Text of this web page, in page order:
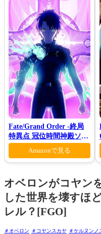
Fate/Grand Order -終局
特異点 冠位時間神殿ソロ
モン-(完全生産限定版)
Amazonで見る
オベロンがコヤン
した世界を壊すほ
レル？[FGO]
オベロン コヤンスカヤ
ケルヌンノ